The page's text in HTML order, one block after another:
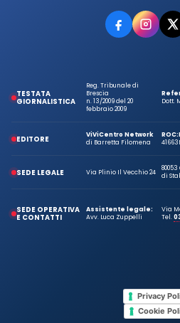
TESTATA
GIORNALISTICA
Reg. Tribunale di
Brescia
n. 13/2009 del 20
febbraio 2009
Dott.
EDITORE
ViViCentro Network
di Barretta Filomena
ROC:
41663
SEDE LEGALE Via Plinio Il Vecchio 24
di
SEDE OPERATIVA
E CONTATTI
Assistente legale:
Avv. Luca Zuppelli
Via
Tel.
Privacy
Cookie